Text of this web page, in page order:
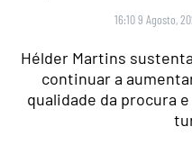
16:10 9 Agosto,
Hélder Martins
continuar a
qualidade da procura